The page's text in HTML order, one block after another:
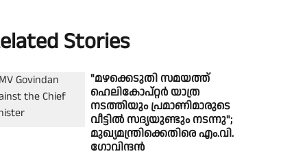
Stories
"മഴക്കെടുതി സമയത്ത്
ഹെലികോപ്റ്റർ യാത്ര
നടത്തിയും പ്രമാണിമാരുടെ
വീട്ടിൽ സദ്യയുണ്ടും നടന്നു";
മുഖ്യമന്ത്രിക്കെതിരെ എം.വി.
ഗോവിന്ദൻ